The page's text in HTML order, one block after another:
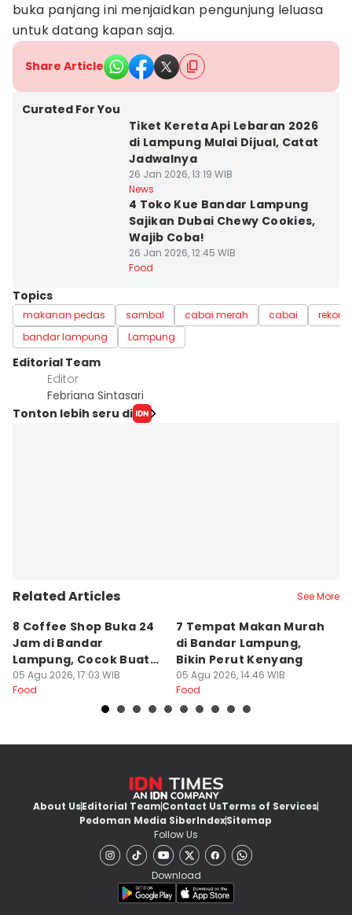
buka panjang ini menjaidkan pengunjung leluasa
untuk datang kapan saja.
Share Article
Curated For You
Tiket Kereta Api Lebaran 2026
di Lampung Mulai Dijual, Catat
Jadwalnya
26 Jan 2026, 13:19 WIB
News
4 Toko Kue Bandar Lampung
Sajikan Dubai Chewy Cookies,
Wajib Coba!
26 Jan 2026, 12:45 WIB
Food
Topics
makanan pedas sambal cabai merah cabai
bandar lampung
Lampung
Editorial Team
Editor
Febriana Sintasari
Tonton lebih seru di
Related Articles See More
8 Coffee Shop Buka 24
Jam di Bandar
Lampung, Cocok Buat
Begadang
05 Agu 2026, 17:03 WIB
Food
7 Tempat Makan Murah
di Bandar Lampung,
Bikin Perut Kenyang
05 Agu 2026, 14:46 WIB
Food
About UsEditorial TeamContact UsTerms of Services
Pedoman Media SiberIndexSitemap
Follow Us
Download